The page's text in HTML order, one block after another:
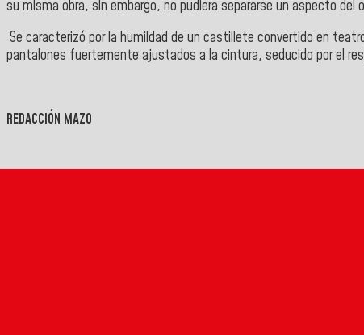
su misma obra, sin embargo, no pudiera separarse un aspecto del
Se caracterizó por la humildad de un castillete convertido en
pantalones fuertemente ajustados a la cintura, seducido por el
REDACCIÓN MAZO